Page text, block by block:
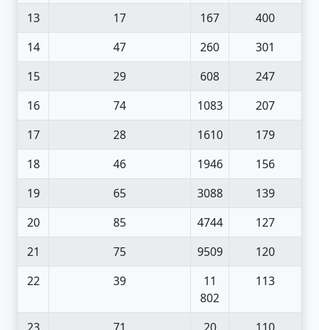
13
17 167
400
14
47 260
301
15
29 608
247
16
74 1083
207
17
28 1610
179
18
46 1946
156
19
65 3088
139
20
85 4744
127
21
75 9509
120
22
39
11
802
113